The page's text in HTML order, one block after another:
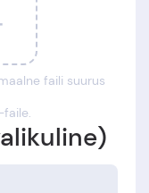
faili suurus